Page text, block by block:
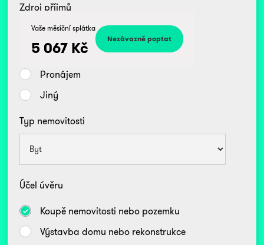
Vaše měsíční splátka
5 067 Kč
Zdroj příjmů
Zaměstnanec
Podnikatel/OSVČ
Pronájem
Jiný
Typ nemovitosti
Účel úvěru
Koupě nemovitosti nebo pozemku
Výstavba domu nebo rekonstrukce